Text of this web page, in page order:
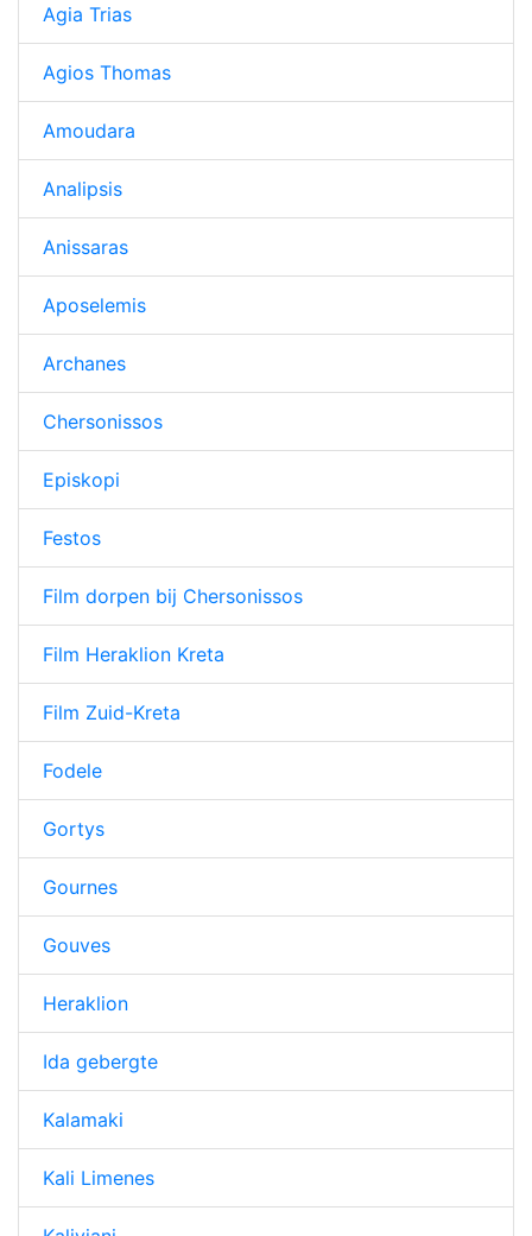
Agia Trias
Agios Thomas
Amoudara
Analipsis
Anissaras
Aposelemis
Archanes
Chersonissos
Episkopi
Festos
Film dorpen bij Chersonissos
Film Heraklion Kreta
Film Zuid-Kreta
Fodele
Gortys
Gournes
Gouves
Heraklion
Ida gebergte
Kalamaki
Kali Limenes